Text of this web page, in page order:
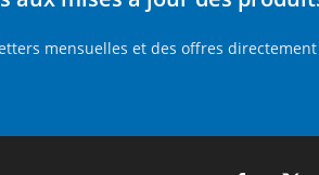
mensuelles et des offres